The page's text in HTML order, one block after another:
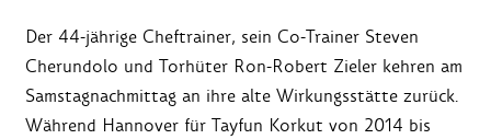
Der 44-jährige Cheftrainer, sein Co-Trainer Steven
Cherundolo und Torhüter Ron-Robert Zieler kehren am
Samstagnachmittag an ihre alte Wirkungsstätte zurück.
Während Hannover für Tayfun Korkut von 2014 bis